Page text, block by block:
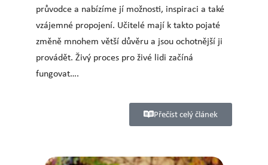
průvodce a nabízíme jí možnosti, inspiraci a také
vzájemné propojení. Učitelé mají k takto pojaté
změně mnohem větší důvěru a jsou ochotnější ji
provádět. Živý proces pro živé lidi začíná
fungovat….
Přečíst celý článek